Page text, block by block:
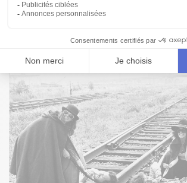
PROGRAMME DU SÉRUM QUI TUE /
Découvrez le programme de soirée signé